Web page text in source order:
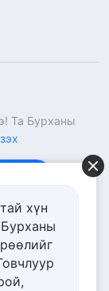
Та Бурханы
хүн